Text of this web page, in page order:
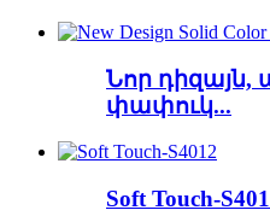
Նոր դիզայն,
փափուկ...
Soft Touch-